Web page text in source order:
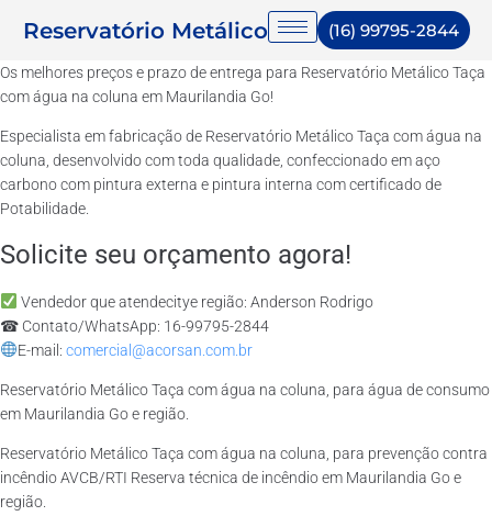
Reservatório Metálico (16) 99795-2844
Os melhores preços e prazo de entrega para Reservatório Metálico Taça
com água na coluna em Maurilandia Go!
Especialista em fabricação de Reservatório Metálico Taça com água na
coluna, desenvolvido com toda qualidade, confeccionado em aço
carbono com pintura externa e pintura interna com certificado de
Potabilidade.
Solicite seu orçamento agora!
Vendedor que atendecitye região: Anderson Rodrigo
☎ Contato/WhatsApp: 16-99795-2844
E-mail: comercial@acorsan.com.br
Reservatório Metálico Taça com água na coluna, para água de consumo
em Maurilandia Go e região.
Reservatório Metálico Taça com água na coluna, para prevenção contra
incêndio AVCB/RTI Reserva técnica de incêndio em Maurilandia Go e
região.